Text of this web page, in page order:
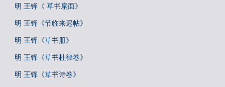
明 王铎《 草书扇面》
明 王铎《节临来迟帖》
明 王铎《草书册》
明 王铎《草书杜律卷》
明 王铎《草书诗卷》